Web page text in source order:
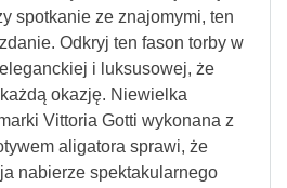
spotkanie ze znajomymi, ten
Odkryj ten fason torby w
i luksusowej, że
okazję. Niewielka
Vittoria Gotti wykonana z
aligatora sprawi, że
nabierze spektakularnego